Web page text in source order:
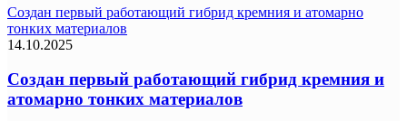
Создан первый работающий гибрид кремния и атомарно
тонких материалов
14.10.2025
Создан первый работающий гибрид кремния и
атомарно тонких материалов